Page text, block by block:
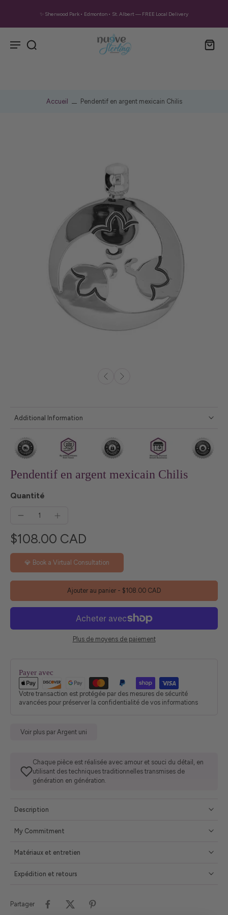
✨ Sherwood Park • Edmonton • St. Albert — FREE Local Delivery
Accueil Pendentif en argent mexicain Chilis
Additional Information
Pendentif en argent mexicain Chilis
Quantité
$108.00 CAD
💎 Book a Virtual Consultation
Ajouter au panier - $108.00 CAD
Plus de moyens de paiement
Payer avec
Votre transaction est protégée par des mesures de sécurité
avancées pour préserver la confidentialité de vos informations
Voir plus par Argent uni
Chaque pièce est réalisée avec amour et souci du détail, en
utilisant des techniques traditionnelles transmises de
génération en génération.
Description
My Commitment
Matériaux et entretien
Expédition et retours
Partager